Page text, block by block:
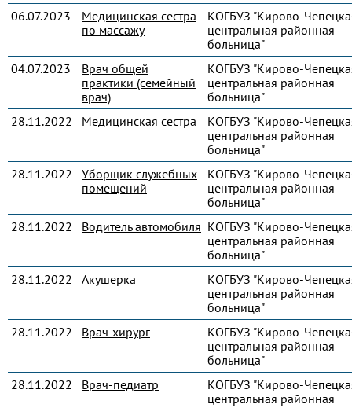
06.07.2023
Медицинская сестра
по массажу
КОГБУЗ "Кирово-
центральная районная
больница"
04.07.2023
Врач общей
практики (семейный
врач)
КОГБУЗ "Кирово-
центральная районная
больница"
28.11.2022
Медицинская сестра
КОГБУЗ "Кирово-
центральная районная
больница"
28.11.2022
Уборщик служебных
помещений
КОГБУЗ "Кирово-
центральная районная
больница"
28.11.2022
Водитель автомобиля КОГБУЗ "Кирово-
центральная районная
больница"
28.11.2022
Акушерка
КОГБУЗ "Кирово-
центральная районная
больница"
28.11.2022
Врач-хирург
КОГБУЗ "Кирово-
центральная районная
больница"
28.11.2022
Врач-педиатр
КОГБУЗ "Кирово-
центральная районная